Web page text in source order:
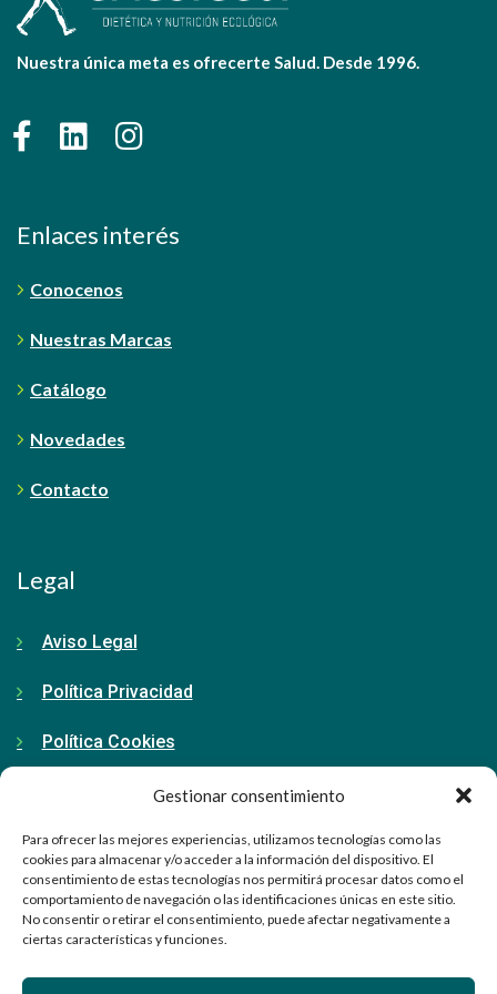
Gestionar consentimiento
Para ofrecer las mejores experiencias, utilizamos tecnologías como las
cookies para almacenar y/o acceder a la información del dispositivo. El
consentimiento de estas tecnologías nos permitirá procesar datos como el
comportamiento de navegación o las identificaciones únicas en este sitio.
No consentir o retirar el consentimiento, puede afectar negativamente a
ciertas características y funciones.
Nuestra única meta es ofrecerte Salud. Desde 1996.
Enlaces interés
Conocenos
Nuestras Marcas
Catálogo
Novedades
Contacto
Legal
Aviso Legal
Política Privacidad
Política Cookies
Contacto
91 798 71 15
info@ellabrador.es